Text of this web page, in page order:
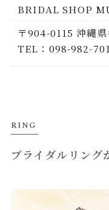
BRIDAL SHOP
〒904-0115 沖縄
TEL：098-982-
RING
ブライダルリング